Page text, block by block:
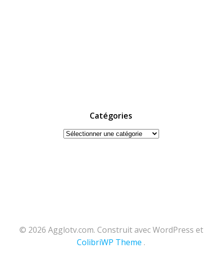
Catégories
Catégories
© 2026 Agglotv.com. Construit avec WordPress et
ColibriWP Theme .